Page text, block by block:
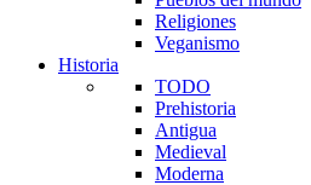
Religiones
Veganismo
Historia
TODO
Prehistoria
Antigua
Medieval
Moderna